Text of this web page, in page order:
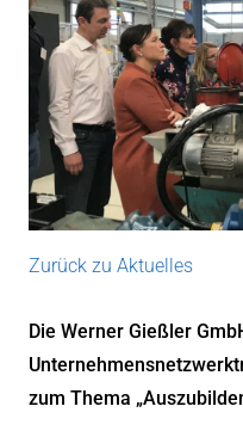
Zurück zu Aktuelles
Die Werner Gießler
zum Thema